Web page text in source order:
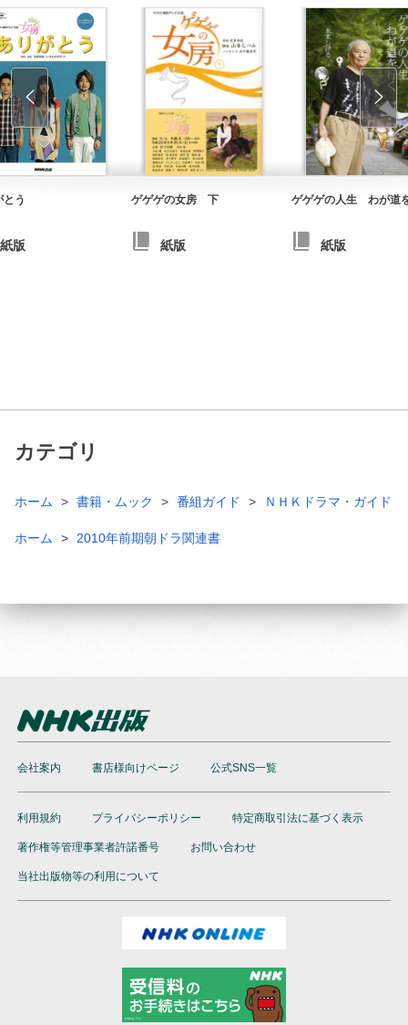
とう
紙版
ゲゲゲの女房 下
紙版
ゲゲゲの人生 わが道
紙版
カテゴリ
ホーム 書籍・ムック 番組ガイド ＮＨＫドラマ・ガイド
ホーム 2010年前期朝ドラ関連書
会社案内 書店様向けページ 公式SNS一覧
利用規約 プライバシーポリシー 特定商取引法に基づく表示
著作権等管理事業者許諾番号 お問い合わせ
当社出版物等の利用について